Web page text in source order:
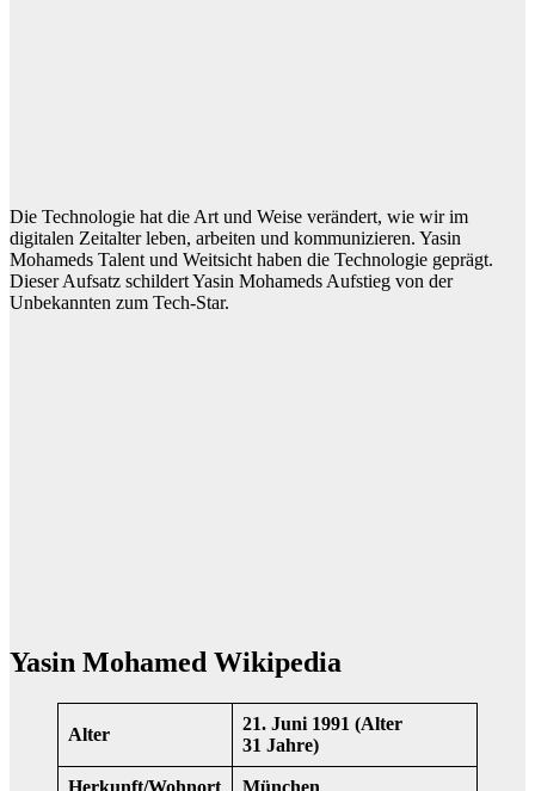
Die Technologie hat die Art und Weise verändert, wie wir im
digitalen Zeitalter leben, arbeiten und kommunizieren. Yasin
Mohameds Talent und Weitsicht haben die Technologie geprägt.
Dieser Aufsatz schildert Yasin Mohameds Aufstieg von der
Unbekannten zum Tech-Star.
Yasin Mohamed Wikipedia
Alter
21. Juni 1991 (Alter
31 Jahre)
Herkunft/Wohnort München